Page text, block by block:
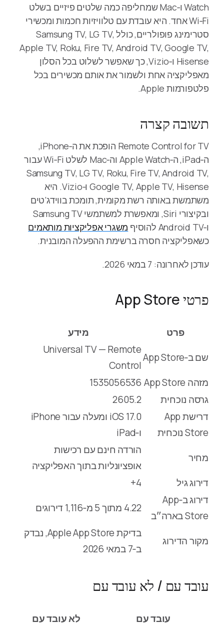
Watch ו‑Mac שמחליפה כמה שלטים פיזיים בשלט
Wi‑Fi אחד. היא עובדת עם טלוויזיות חכמות ומכשירי
סטרימינג פופולריים, כולל Samsung TV, LG TV,
Apple TV, Roku, Fire TV, Android TV, Google TV,
Hisense ו‑Vizio, כך שאפשר לשלוט בכל הסלון
מאפליקציה אחת ולשמור את אותם מכשירים בכל
פלטפורמות Apple.
תשובה קצרה
Remote Control for TV הופכת את ה‑iPhone,
ה‑iPad, ה‑Apple Watch וה‑Mac לשלט Wi‑Fi עבור
Samsung TV, LG TV, Roku, Fire TV, Android TV,
Google TV, Apple TV, Hisense ו‑Vizio. היא
משתמשת באותה רשת מקומית, תומכת בווידג’טים
ובקיצורי Siri, ומאפשרת למשתמשי Samsung TV
ו‑Android TV להוסיף
משגרי אפליקציות מותאמים
כשאפליקציה חסרה ברשימת ההפעלה המובנית.
עודכן לאחרונה: 7 במאי 2026.
פרטי App Store
פרט
מידע
שם ב‑App Store
Universal TV — Remote
Control
מזהה App Store
1535056536
גרסה נוכחית
2605.2
דרישת App
Store נוכחית
iOS 17.0 ומעלה עבור iPhone
ו‑iPad
מחיר
הורדה חינם עם רכישות
אופציונליות בתוך האפליקציה
דירוג גיל
4+
דירוג ב‑App
Store בארה״ב
4.22 מתוך 5 מ‑1,116 דירוגים
מקור הדירוג
בדיקת Apple App Store, נבדק
ב‑7 במאי 2026
עובד עם / לא עובד עם
עובד עם
לא עובד עם